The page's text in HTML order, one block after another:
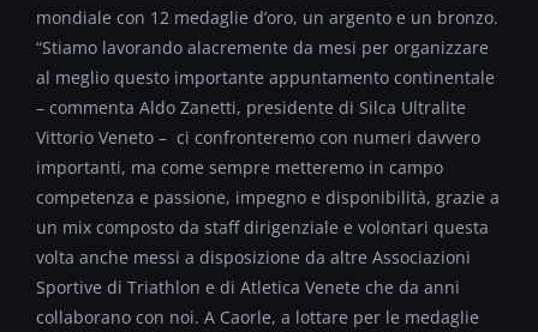
mondiale con 12 medaglie d’oro, un argento e un bronzo.
“Stiamo lavorando alacremente da mesi per organizzare
al meglio questo importante appuntamento continentale
– commenta Aldo Zanetti, presidente di Silca Ultralite
Vittorio Veneto – ci confronteremo con numeri davvero
importanti, ma come sempre metteremo in campo
competenza e passione, impegno e disponibilità, grazie a
un mix composto da staff dirigenziale e volontari questa
volta anche messi a disposizione da altre Associazioni
Sportive di Triathlon e di Atletica Venete che da anni
collaborano con noi. A Caorle, a lottare per le medaglie